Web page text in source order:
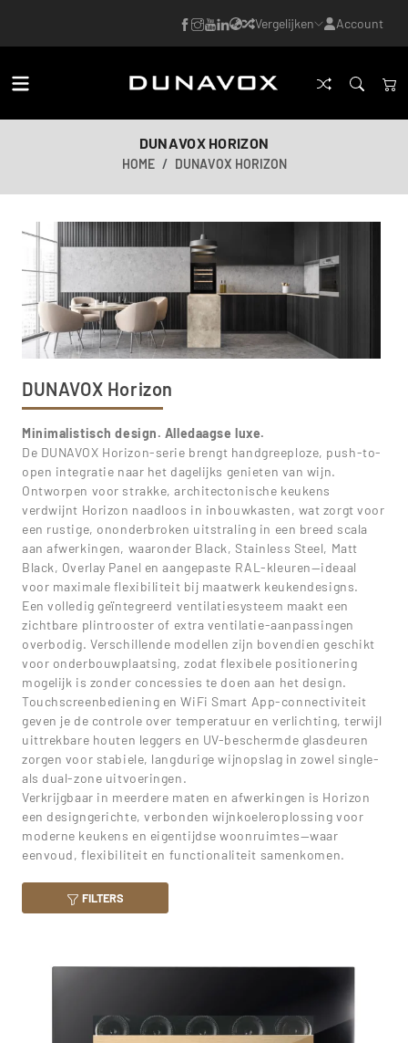
Vergelijken Account
DUNAVOX HORIZON
HOME DUNAVOX HORIZON
DUNAVOX Horizon
Minimalistisch design. Alledaagse luxe.
De DUNAVOX Horizon-serie brengt handgreeploze, push-to-
open integratie naar het dagelijks genieten van wijn.
Ontworpen voor strakke, architectonische keukens
verdwijnt Horizon naadloos in inbouwkasten, wat zorgt voor
een rustige, ononderbroken uitstraling in een breed scala
aan afwerkingen, waaronder Black, Stainless Steel, Matt
Black, Overlay Panel en aangepaste RAL-kleuren—ideaal
voor maximale flexibiliteit bij maatwerk keukendesigns.
Een volledig geïntegreerd ventilatiesysteem maakt een
zichtbare plintrooster of extra ventilatie-aanpassingen
overbodig. Verschillende modellen zijn bovendien geschikt
voor onderbouwplaatsing, zodat flexibele positionering
mogelijk is zonder concessies te doen aan het design.
Touchscreenbediening en WiFi Smart App-connectiviteit
geven je de controle over temperatuur en verlichting, terwijl
uittrekbare houten leggers en UV-beschermde glasdeuren
zorgen voor stabiele, langdurige wijnopslag in zowel single-
als dual-zone uitvoeringen.
Verkrijgbaar in meerdere maten en afwerkingen is Horizon
een designgerichte, verbonden wijnkoeleroplossing voor
moderne keukens en eigentijdse woonruimtes—waar
eenvoud, flexibiliteit en functionaliteit samenkomen.
FILTERS